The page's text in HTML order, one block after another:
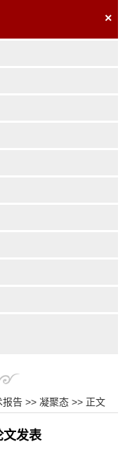
×
报告 >> 凝聚态 >> 正文
发表